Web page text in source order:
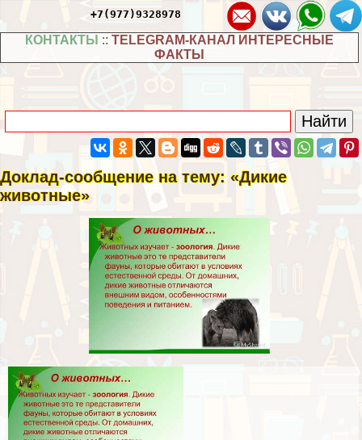
+7(977)9328978
КОНТАКТЫ :: TELEGRAM-КАНАЛ ИНТЕРЕСНЫЕ
ФАКТЫ
Доклад-сообщение на тему: «Дикие
животные»